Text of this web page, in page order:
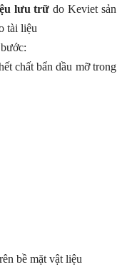
lưu trữdo Keviet sản
tài liệu
chất bẩn dầu mỡ trong
bề mặt vật liệu